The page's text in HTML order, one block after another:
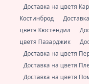
Доставка на цветя
Костинброд
цветя Кюстендил
цветя Пазарджик
Доставка на цветя
Доставка на цветя
Доставка на цветя